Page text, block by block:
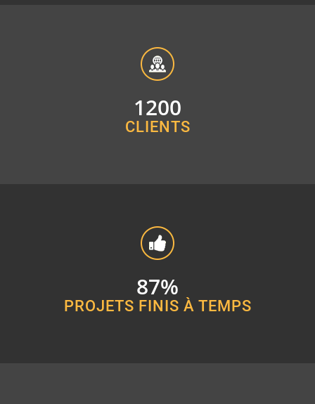
1200
CLIENTS
87%
PROJETS FINIS À TEMPS